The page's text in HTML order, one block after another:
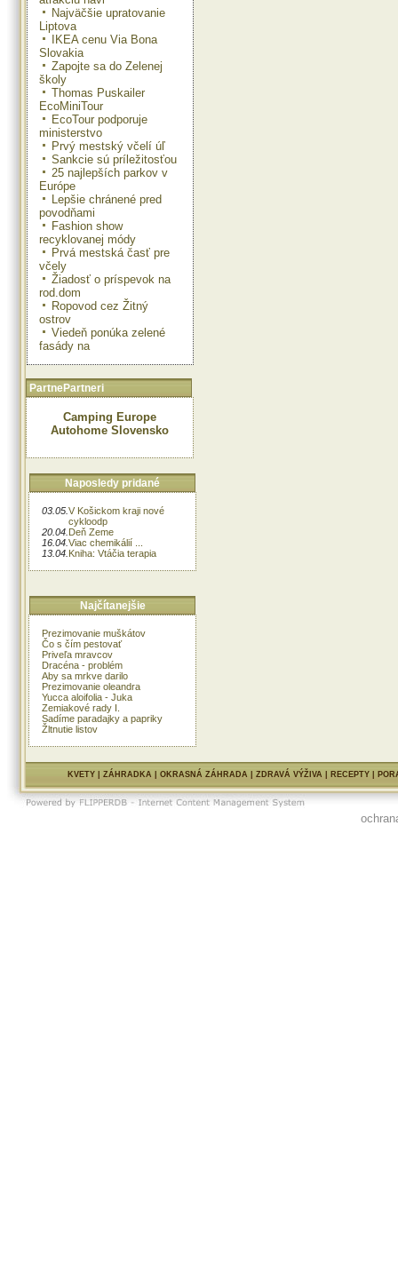
Najväčšie upratovanie
Liptova
IKEA cenu Via Bona
Slovakia
Zapojte sa do Zelenej
školy
Thomas Puskailer
EcoMiniTour
EcoTour podporuje
ministerstvo
Prvý mestský včelí úľ
Sankcie sú príležitosťou
25 najlepších parkov v
Európe
Lepšie chránené pred
povodňami
Fashion show
recyklovanej módy
Prvá mestská časť pre
včely
Žiadosť o príspevok na
rod.dom
Ropovod cez Žitný
ostrov
Viedeň ponúka zelené
fasády na
PartnePartneri
Camping Europe
Autohome Slovensko
Naposledy pridané
03.05. V Košickom kraji nové
cykloodp
20.04. Deň Zeme
16.04. Viac chemikálií ...
13.04. Kniha: Vtáčia terapia
Najčítanejšie
Prezimovanie muškátov
Čo s čím pestovať
Priveľa mravcov
Dracéna - problém
Aby sa mrkve darilo
Prezimovanie oleandra
Yucca aloifolia - Juka
Zemiakové rady I.
Sadíme paradajky a papriky
Žltnutie listov
KVETY| ZÁHRADKA| OKRASNÁ ZÁHRADA| ZDRAVÁ VÝŽIVA| RECEPTY|